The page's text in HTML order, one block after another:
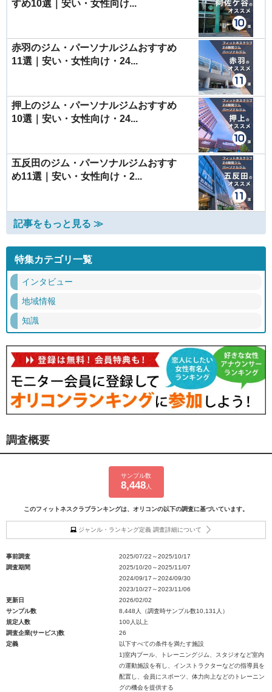
すめ10選｜安い・女性向け...
赤羽のジム・パーソナルジムおすすめ
11選｜安い・女性向け・24...
押上のジム・パーソナルジムおすすめ
10選｜安い・女性向け・24...
五反田のジム・パーソナルジムおすす
め11選｜安い・女性向け・2...
記事をもっと見る ≫
特集カテゴリ一覧
インタビュー
地域情報
知識
調査概要
サンプル数
8,448人
このフィットネスクラブランキングは、オリコンの以下の調査に基づいています。
ジャンル・ランキング定義 調査詳細について
事前調査
2025/07/22～2025/10/17
調査期間
2025/10/20～2025/11/07
2024/09/17～2024/09/30
2023/10/27～2023/11/06
更新日
2026/02/02
サンプル数
8,448人（調査時サンプル数10,131人）
規定人数
100人以上
調査企業(サービス)数
26
定義
以下すべての条件を満たす施設
1)室内プール、トレーニングジム、スタジオなど室内
の運動施設を有し、インストラクターなどの指導員を
配置し、会員にスポーツ、体力向上などのトレーニン
グの機会を提供する